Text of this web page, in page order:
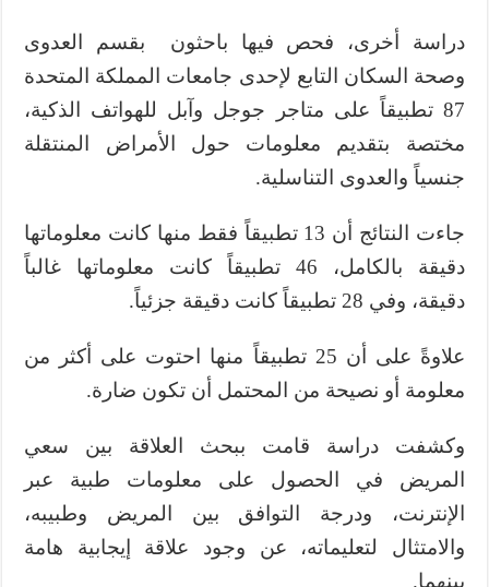
دراسة أخرى، فحص فيها باحثون بقسم العدوى
وصحة السكان التابع لإحدى جامعات المملكة المتحدة
87 تطبيقاً على متاجر جوجل وآبل للهواتف الذكية،
مختصة بتقديم معلومات حول الأمراض المنتقلة
جنسياً والعدوى التناسلية.
جاءت النتائج أن 13 تطبيقاً فقط منها كانت معلوماتها
دقيقة بالكامل، 46 تطبيقاً كانت معلوماتها غالباً
دقيقة، وفي 28 تطبيقاً كانت دقيقة جزئياً.
علاوةً على أن 25 تطبيقاً منها احتوت على أكثر من
معلومة أو نصيحة من المحتمل أن تكون ضارة.
وكشفت دراسة قامت ببحث العلاقة بين سعي
المريض في الحصول على معلومات طبية عبر
الإنترنت، ودرجة التوافق بين المريض وطبيبه،
والامتثال لتعليماته، عن وجود علاقة إيجابية هامة
بينهما.